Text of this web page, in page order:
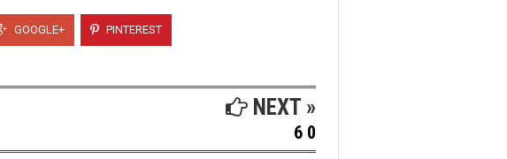
GOOGLE+ PINTEREST
NEXT »
6 0